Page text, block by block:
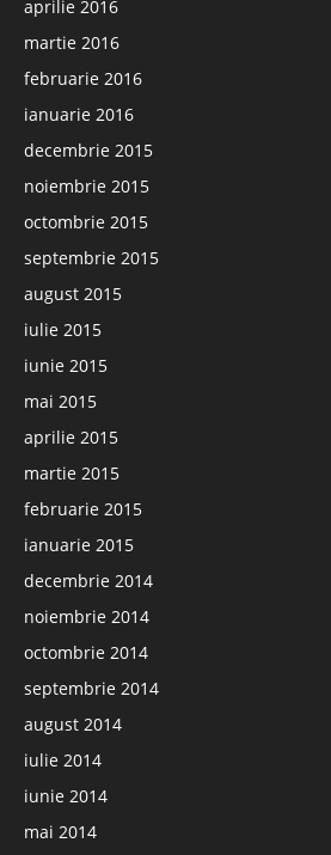
aprilie 2016
martie 2016
februarie 2016
ianuarie 2016
decembrie 2015
noiembrie 2015
octombrie 2015
septembrie 2015
august 2015
iulie 2015
iunie 2015
mai 2015
aprilie 2015
martie 2015
februarie 2015
ianuarie 2015
decembrie 2014
noiembrie 2014
octombrie 2014
septembrie 2014
august 2014
iulie 2014
iunie 2014
mai 2014